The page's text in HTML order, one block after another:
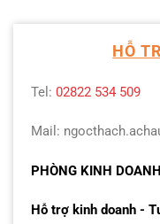
HỖ
Tel: 02822 534 509
Mail:
PHÒNG KINH
Hỗ trợ kinh doanh -